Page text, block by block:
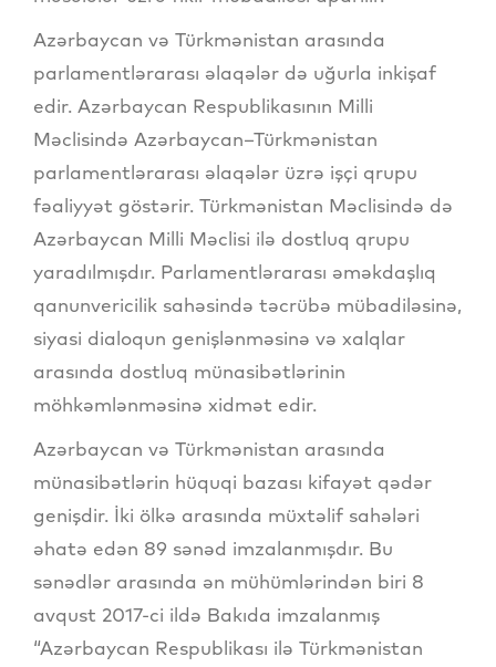
Azərbaycan və Türkmənistan arasında
parlamentlərarası əlaqələr də uğurla inkişaf
edir. Azərbaycan Respublikasının Milli
Məclisində Azərbaycan–Türkmənistan
parlamentlərarası əlaqələr üzrə işçi qrupu
fəaliyyət göstərir. Türkmənistan Məclisində də
Azərbaycan Milli Məclisi ilə dostluq qrupu
yaradılmışdır. Parlamentlərarası əməkdaşlıq
qanunvericilik sahəsində təcrübə mübadiləsinə,
siyasi dialoqun genişlənməsinə və xalqlar
arasında dostluq münasibətlərinin
möhkəmlənməsinə xidmət edir.
Azərbaycan və Türkmənistan arasında
münasibətlərin hüquqi bazası kifayət qədər
genişdir. İki ölkə arasında müxtəlif sahələri
əhatə edən 89 sənəd imzalanmışdır. Bu
sənədlər arasında ən mühümlərindən biri 8
avqust 2017-ci ildə Bakıda imzalanmış
“Azərbaycan Respublikası ilə Türkmənistan